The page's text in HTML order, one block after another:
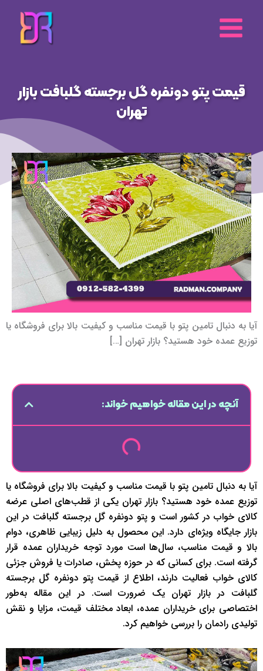
محتوا
قیمت پتو دونفره گل برجسته گلبافت بازار
تهران
آیا به دنبال تامین پتو با قیمت مناسب و کیفیت بالا برای فروشگاه یا
توزیع عمده خود هستید؟ بازار تهران […]
آنچه در این مقاله خواهیم خواند:
آیا به دنبال تامین پتو با قیمت مناسب و کیفیت بالا برای فروشگاه یا
توزیع عمده خود هستید؟ بازار تهران یکی از قطب‌های اصلی عرضه
کالای خواب در کشور است و پتو دونفره گل برجسته گلبافت در این
بازار جایگاه ویژه‌ای دارد. این محصول به دلیل زیبایی ظاهری، دوام
بالا و قیمت مناسب، سال‌ها است مورد توجه خریداران عمده قرار
گرفته است. برای کسانی که در حوزه پخش، صادرات یا فروش جزئی
کالای خواب فعالیت دارند، اطلاع از قیمت پتو دونفره گل برجسته
گلبافت در بازار تهران یک ضرورت است. در این مقاله به‌طور
اختصاصی برای خریداران عمده، ابعاد مختلف قیمت، مزایا و نقش
تولیدی رادمان را بررسی خواهیم کرد.